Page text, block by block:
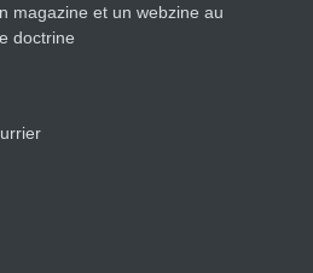
magazine et un webzine au
doctrine